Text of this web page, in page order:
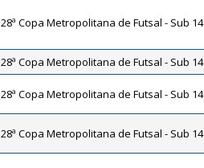
28ª Copa Metropolitana de Futsal - Sub 14
28ª Copa Metropolitana de Futsal - Sub 14
28ª Copa Metropolitana de Futsal - Sub 14
28ª Copa Metropolitana de Futsal - Sub 14